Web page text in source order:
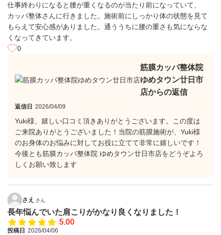
仕事終わりになると腰が重くなるのが当たり前になっていて、
カッパ整体さんに行きました。施術前にしっかり体の状態を見て
もらえて安心感がありました。通ううちに腰の重さも気にならな
くなってきています。
0
筋膜カッパ整体院
ゆめタウン廿日市
店からの返信
返信日 2026/04/09
Yuki様、嬉しい口コミ頂きありがとうございます。この度は
ご来院ありがとうございました！当院の筋膜施術が、Yuki様
のお身体のお悩みに対してお役に立てて非常に嬉しいです！
今後とも筋膜カッパ整体院 ゆめタウン廿日市店をどうぞよろ
しくお願い致します
さえ さん
長年悩んでいた肩こりがかなり良くなりました！
5.00
投稿日 2026/04/06